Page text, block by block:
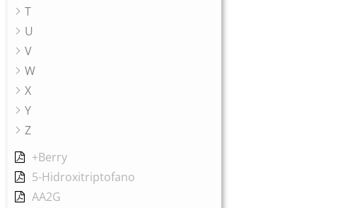
T
U
V
W
X
Y
Z
+Berry
5-Hidroxitriptofano
AA2G